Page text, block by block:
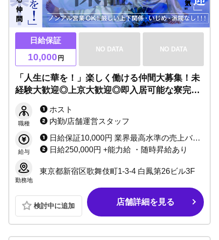
日給保証
10,000 円
NO DATA NO DATA
「人生に華を！」楽しく働ける仲間大募集！未
経験大歓迎◎上京大歓迎◎即入居可能な寮完備
ましょう。
職種
ホスト
内勤/店舗運営スタッフ
給与
日給保証10,000円 業界最高水準の売上バック +指名料+各種賞金あり
日給250,000円 +能力給 ・随時昇給あり
勤務地
東京都新宿区歌舞伎町1-3-4 白鳳第26ビル3F
検討中に追加 店舗詳細を見る